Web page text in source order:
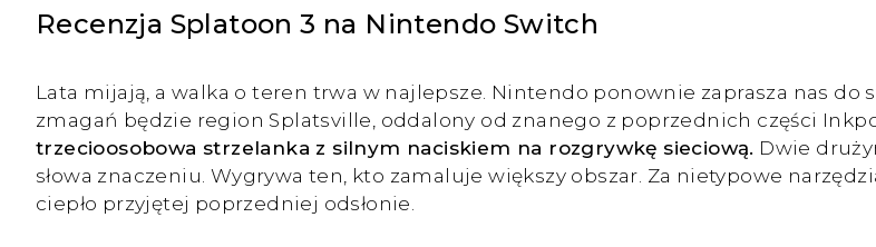
Recenzja Splatoon 3 na Nintendo Switch
Lata mijają, a walka o teren trwa w najlepsze. Nintendo ponownie zaprasza nas do
zmagań będzie region Splatsville, oddalony od znanego z poprzednich części
trzecioosobowa strzelanka z silnym naciskiem na rozgrywkę sieciową. Dwie
słowa znaczeniu. Wygrywa ten, kto zamaluje większy obszar. Za nietypowe
ciepło przyjętej poprzedniej odsłonie.